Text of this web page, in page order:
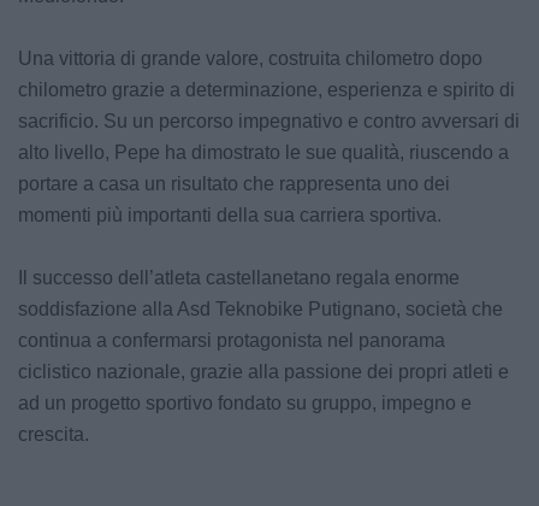
Una vittoria di grande valore, costruita chilometro dopo
chilometro grazie a determinazione, esperienza e spirito di
sacrificio. Su un percorso impegnativo e contro avversari di
alto livello, Pepe ha dimostrato le sue qualità, riuscendo a
portare a casa un risultato che rappresenta uno dei
momenti più importanti della sua carriera sportiva.
Il successo dell’atleta castellanetano regala enorme
soddisfazione alla Asd Teknobike Putignano, società che
continua a confermarsi protagonista nel panorama
ciclistico nazionale, grazie alla passione dei propri atleti e
ad un progetto sportivo fondato su gruppo, impegno e
crescita.